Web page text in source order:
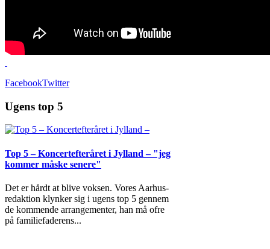
FacebookTwitter
Ugens top 5
Top 5 – Koncertefteråret i Jylland – "jeg
kommer måske senere"
Det er hårdt at blive voksen. Vores Aarhus-
redaktion klynker sig i ugens top 5 gennem
de kommende arrangementer, han må ofre
på familiefaderens...